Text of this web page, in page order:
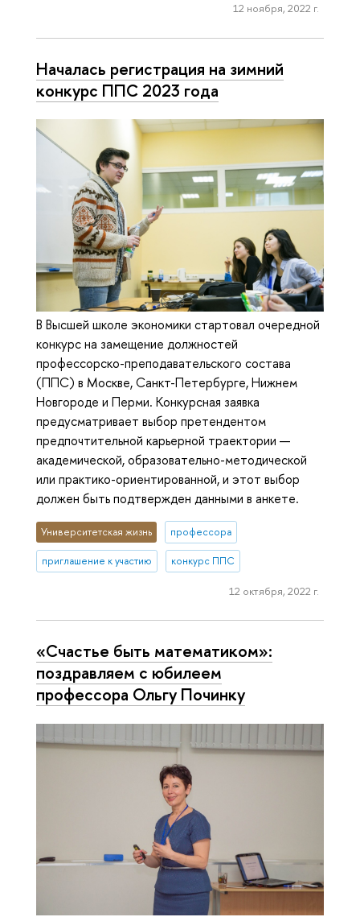
12 ноября, 2022 г.
Началась регистрация на зимний
конкурс ППС 2023 года
В Высшей школе экономики стартовал очередной
конкурс на замещение должностей
профессорско-преподавательского состава
(ППС) в Москве, Санкт-Петербурге, Нижнем
Новгороде и Перми. Конкурсная заявка
предусматривает выбор претендентом
предпочтительной карьерной траектории —
академической, образовательно-методической
или практико-ориентированной, и этот выбор
должен быть подтвержден данными в анкете.
Университетская жизнь профессора
приглашение к участию конкурс ППС
12 октября, 2022 г.
«Счастье быть математиком»:
поздравляем с юбилеем
профессора Ольгу Починку